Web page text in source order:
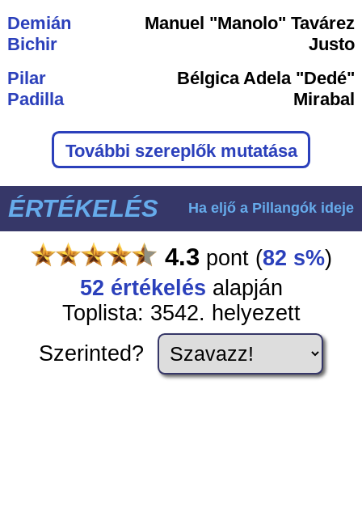
Demián
Bichir
Manuel "Manolo" Tavárez
Justo
Pilar
Padilla
Bélgica Adela "Dedé"
Mirabal
További szereplők mutatása
ÉRTÉKELÉS Ha eljő a Pillangók ideje
4.3pont (82 s%)
52 értékelés alapján
Toplista: 3542. helyezett
Szerinted?